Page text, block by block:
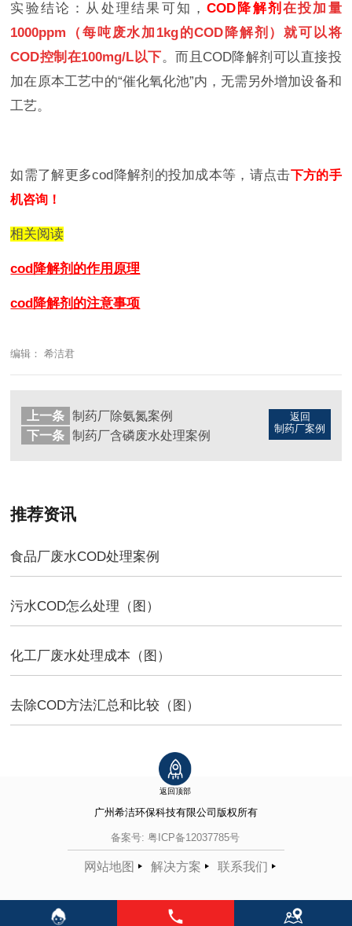
实验结论：从处理结果可知，COD降解剂 在投加量
1000ppm（每吨废水加1kg的COD降解剂）就可以将
COD控制在100mg/L以下。而且COD降解剂可以直接投
加在原本工艺中的“催化氧化池”内，无需另外增加设备和
工艺。
如需了解更多cod降解剂的投加成本等，请点击下方的手
机咨询！
相关阅读
cod降解剂的作用原理
cod降解剂的注意事项
编辑： 希洁君
返回
制药厂案例
上一条
制药厂除氨氮案例
下一条
制药厂含磷废水处理案例
推荐资讯
食品厂废水COD处理案例
污水COD怎么处理（图）
化工厂废水处理成本（图）
去除COD方法汇总和比较（图）
返回顶部
广州希洁环保科技有限公司 版权所有
备案号: 粤ICP备12037785号
网站地图 解决方案 联系我们